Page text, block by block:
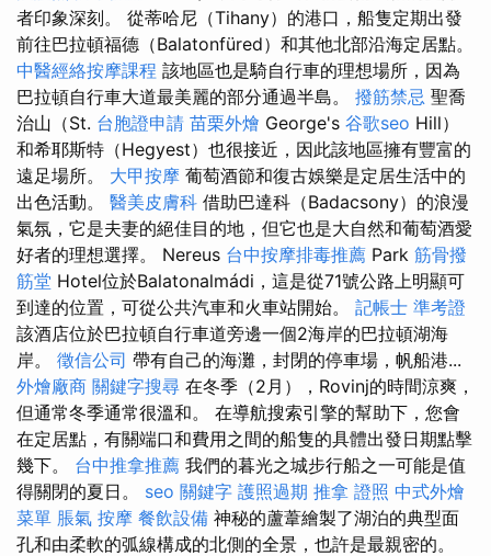
者印象深刻。 從蒂哈尼（Tihany）的港口，船隻定期出發
前往巴拉頓福德（Balatonfüred）和其他北部沿海定居點。
中醫經絡按摩課程 該地區也是騎自行車的理想場所，因為
巴拉頓自行車大道最美麗的部分通過半島。 撥筋禁忌 聖喬
治山（St. 台胞證申請 苗栗外燴 George's 谷歌seo Hill）
和希耶斯特（Hegyest）也很接近，因此該地區擁有豐富的
遠足場所。 大甲按摩 葡萄酒節和復古娛樂是定居生活中的
出色活動。 醫美皮膚科 借助巴達科（Badacsony）的浪漫
氣氛，它是夫妻的絕佳目的地，但它也是大自然和葡萄酒愛
好者的理想選擇。 Nereus 台中按摩排毒推薦 Park 筋骨撥
筋堂 Hotel位於Balatonalmádi，這是從71號公路上明顯可
到達的位置，可從公共汽車和火車站開始。 記帳士 準考證
該酒店位於巴拉頓自行車道旁邊一個2海岸的巴拉頓湖海
岸。 徵信公司 帶有自己的海灘，封閉的停車場，帆船港...
外燴廠商 關鍵字搜尋 在冬季（2月），Rovinj的時間涼爽，
但通常冬季通常很溫和。 在導航搜索引擎的幫助下，您會
在定居點，有關端口和費用之間的船隻的具體出發日期點擊
幾下。 台中推拿推薦 我們的暮光之城步行船之一可能是值
得關閉的夏日。 seo 關鍵字 護照過期 推拿 證照 中式外燴
菜單 脹氣 按摩 餐飲設備 神秘的蘆葦繪製了湖泊的典型面
孔和由柔軟的弧線構成的北側的全景，也許是最親密的。